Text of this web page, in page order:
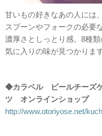
甘いもの好きなあの人には
スプーンやフォークの必要
濃厚さとしっとり感。8種
気に入りの味が見つかります
◆カラベル ピールチーズ
ツ オンラインショップ
http://www.otoriyose.net/